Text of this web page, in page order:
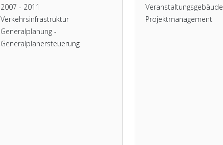
2007 - 2011
Verkehrsinfrastruktur
Generalplanung -
Generalplanersteuerung
Veranstaltungsgebäude
Projektmanagement